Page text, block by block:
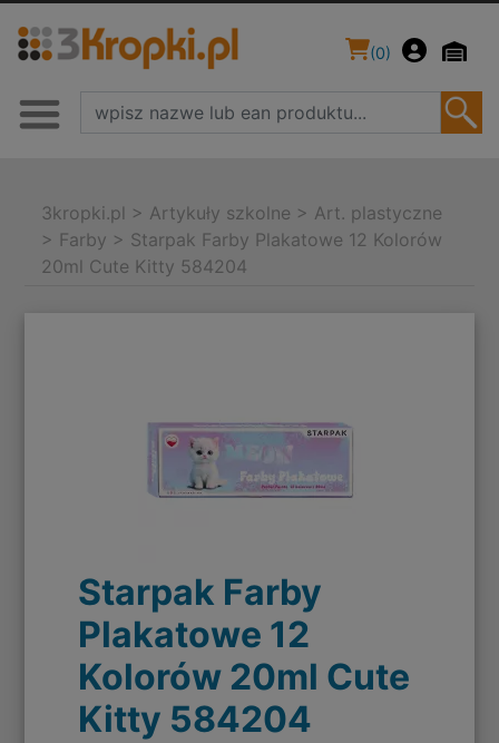
(0)
3kropki.pl > Artykuły szkolne > Art. plastyczne
> Farby > Starpak Farby Plakatowe 12 Kolorów
20ml Cute Kitty 584204
Starpak Farby
Plakatowe 12
Kolorów 20ml Cute
Kitty 584204